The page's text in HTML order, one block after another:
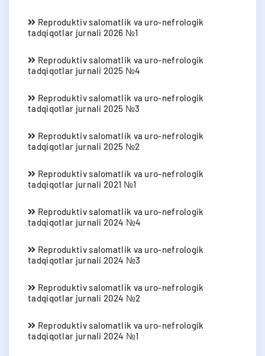
Reproduktiv salomatlik va uro-nefrologik
tadqiqotlar jurnali 2026 №1
Reproduktiv salomatlik va uro-nefrologik
tadqiqotlar jurnali 2025 №4
Reproduktiv salomatlik va uro-nefrologik
tadqiqotlar jurnali 2025 №3
Reproduktiv salomatlik va uro-nefrologik
tadqiqotlar jurnali 2025 №2
Reproduktiv salomatlik va uro-nefrologik
tadqiqotlar jurnali 2021 №1
Reproduktiv salomatlik va uro-nefrologik
tadqiqotlar jurnali 2024 №4
Reproduktiv salomatlik va uro-nefrologik
tadqiqotlar jurnali 2024 №3
Reproduktiv salomatlik va uro-nefrologik
tadqiqotlar jurnali 2024 №2
Reproduktiv salomatlik va uro-nefrologik
tadqiqotlar jurnali 2024 №1